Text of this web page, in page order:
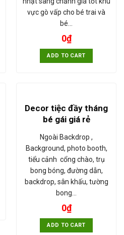
vực gò vấp cho bé trai và
bé…
0₫
ADD TO CART
Decor tiệc đầy tháng
bé gái giá rẻ
Ngoài Backdrop ,
Background, photo booth,
tiểu cảnh cổng chào, trụ
bong bóng, đường dẫn,
backdrop, sân khấu, tường
bong…
0₫
ADD TO CART